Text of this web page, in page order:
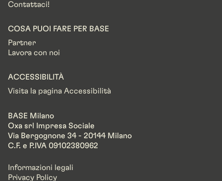
Contattaci!
COSA PUOI FARE PER BASE
Partner
Lavora con noi
ACCESSIBILITÀ
Visita la pagina Accessibilità
BASE Milano
Oxa srl Impresa Sociale
Via Bergognone 34 - 20144 Milano
C.F. e P.IVA 09102380962
Informazioni legali
Privacy Policy